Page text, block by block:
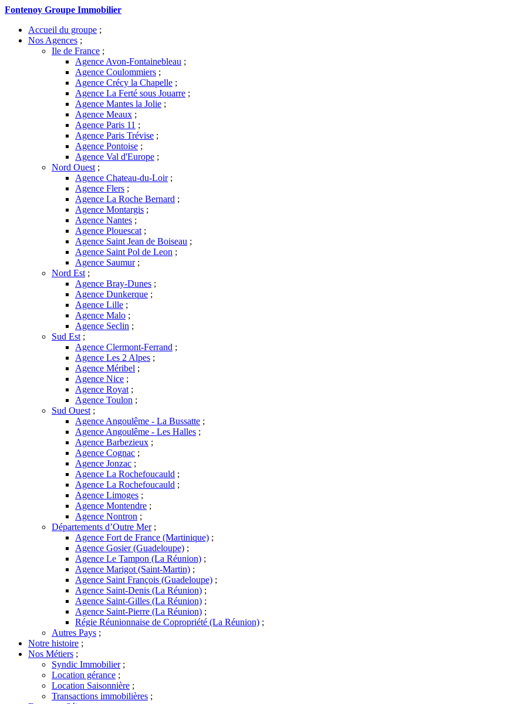
Fontenoy Groupe Immobilier
Accueil du groupe ;
Nos Agences ;
Ile de France ;
Agence Avon-Fontainebleau ;
Agence Coulommiers ;
Agence Crécy la Chapelle ;
Agence La Ferté sous Jouarre ;
Agence Mantes la Jolie ;
Agence Meaux ;
Agence Paris 11 ;
Agence Paris Trévise ;
Agence Pontoise ;
Agence Val d'Europe ;
Nord Ouest ;
Agence Chateau-du-Loir;
Agence Flers ;
Agence La Roche Bernard ;
Agence Montargis ;
Agence Nantes ;
Agence Plouescat ;
Agence Saint Jean de Boiseau ;
Agence Saint Pol de Leon ;
Agence Saumur;
Nord Est ;
Agence Bray-Dunes ;
Agence Dunkerque ;
Agence Lille ;
Agence Malo ;
Agence Seclin ;
Sud Est ;
Agence Clermont-Ferrand ;
Agence Les 2 Alpes ;
Agence Méribel ;
Agence Nice ;
Agence Royat ;
Agence Toulon ;
Sud Ouest ;
Agence Angoulême - La Bussatte ;
Agence Angoulême - Les Halles ;
Agence Barbezieux ;
Agence Cognac ;
Agence Jonzac ;
Agence La Rochefoucauld ;
Agence La Rochefoucauld ;
Agence Limoges ;
Agence Montendre ;
Agence Nontron ;
Départements d’Outre Mer;
Agence Fort de France (Martinique) ;
Agence Gosier (Guadeloupe) ;
Agence Le Tampon (La Réunion) ;
Agence Marigot (Saint-Martin) ;
Agence Saint François (Guadeloupe) ;
Agence Saint-Denis (La Réunion) ;
Agence Saint-Gilles (La Réunion) ;
Agence Saint-Pierre (La Réunion) ;
Régie Réunionnaise de Copropriété (La Réunion) ;
Autres Pays ;
Notre histoire ;
Nos Métiers ;
Syndic Immobilier;
Location gérance ;
Location Saisonnière ;
Transactions immobilières ;